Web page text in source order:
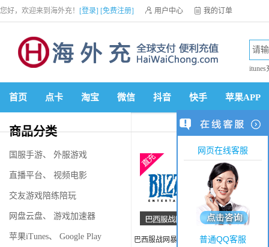
您好，欢迎来到海外充！ [登录] [免费注册]  用户中心  我的订单
itunes
首页 点卡 淘宝 微信 抖音 快手 苹果APP
商品分类
国服手游、 外服游戏
直播平台、 视频电影
交友游戏陪练陪玩
网盘云盘、 游戏加速器
苹果iTunes、 Google Play
巴西服战网暴雪点数100BRL
暴雪游
网页在线客服
普通QQ客服